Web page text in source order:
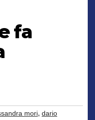
fa
mori, dario